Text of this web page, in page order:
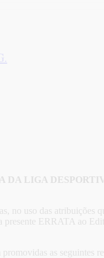
LIGA
no uso das atribuições
presente ERRATA ao
as seguintes